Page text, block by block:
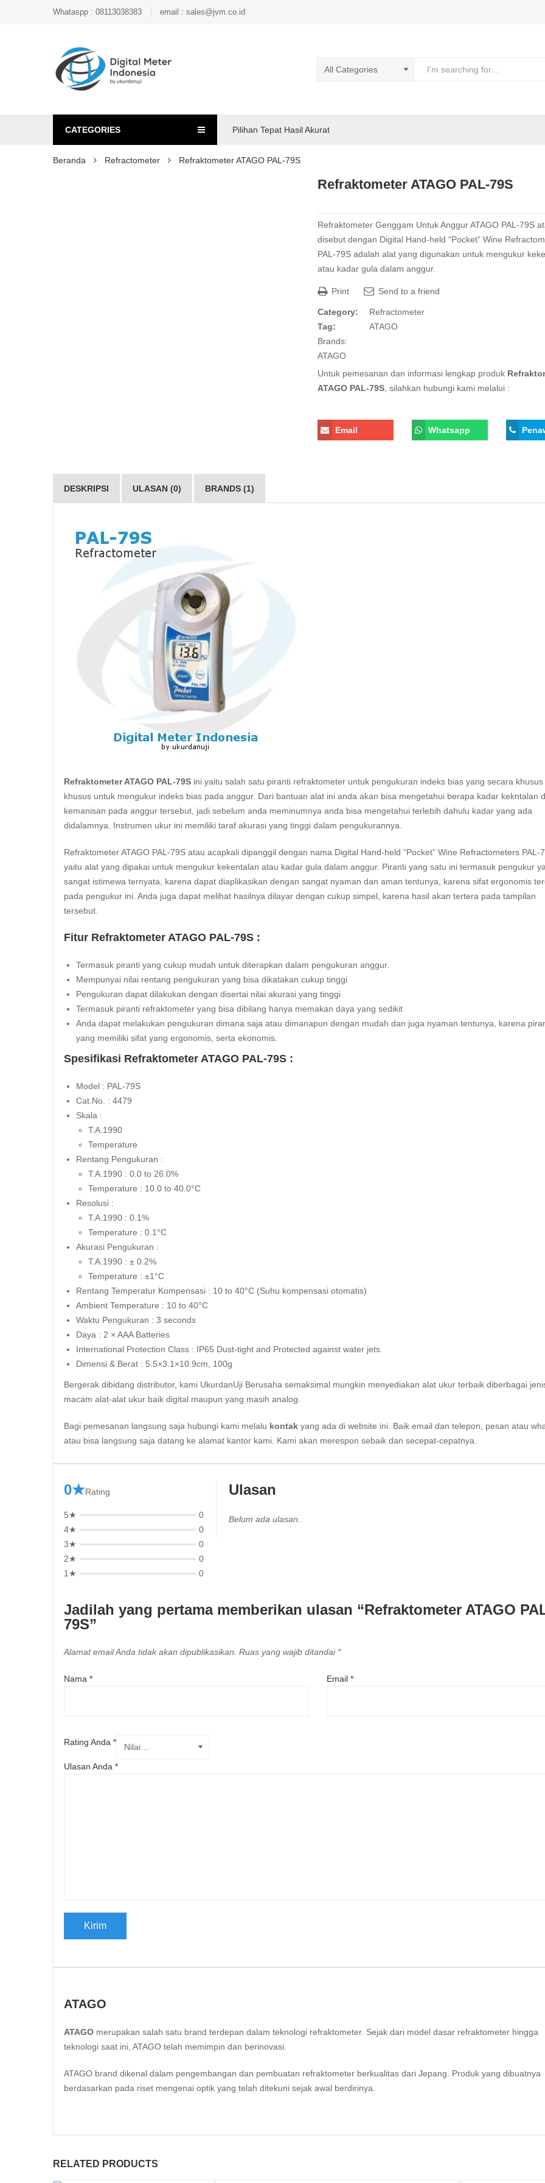
Whataspp : 08113038383 email : sales@jvm.co.id
CATEGORIES Pilihan Tepat Hasil Akurat
Beranda Refractometer Refraktometer ATAGO PAL-79S
Refraktometer ATAGO PAL-79S
Refraktometer Genggam Untuk Anggur ATAGO PAL-79S
disebut dengan Digital Hand-held “Pocket” Wine
PAL-79S adalah alat yang digunakan untuk mengukur
atau kadar gula dalam anggur.
Print Send to a friend
Category:
Refractometer
Tag:
ATAGO
Brands:
ATAGO
Untuk pemesanan dan informasi lengkap produk
ATAGO PAL-79S , silahkan hubungi kami melalui :
Email Whatsapp
DESKRIPSI ULASAN (0) BRANDS (1)
Refraktometer ATAGO PAL-79S ini yaitu salah satu piranti refraktometer untuk pengukuran indeks bias yang secara
khusus untuk mengukur indeks bias pada anggur. Dari bantuan alat ini anda akan bisa mengetahui berapa kadar kekntalan
kemanisan pada anggur tersebut, jadi sebelum anda meminumnya anda bisa mengetahui terlebih dahulu kadar yang ada
didalamnya. Instrumen ukur ini memiliki taraf akurasi yang tinggi dalam pengukurannya.
Refraktometer ATAGO PAL-79S atau acapkali dipanggil dengan nama Digital Hand-held “Pocket” Wine Refractometers PAL-
yaitu alat yang dipakai untuk mengukur kekentalan atau kadar gula dalam anggur. Piranti yang satu ini termasuk pengukur
sangat istimewa ternyata, karena dapat diaplikasikan dengan sangat nyaman dan aman tentunya, karena sifat ergonomis
pada pengukur ini. Anda juga dapat melihat hasilnya dilayar dengan cukup simpel, karena hasil akan tertera pada tampilan
tersebut.
Fitur Refraktometer ATAGO PAL-79S :
Termasuk piranti yang cukup mudah untuk diterapkan dalam pengukuran anggur.
Mempunyai nilai rentang pengukuran yang bisa dikatakan cukup tinggi
Pengukuran dapat dilakukan dengan disertai nilai akurasi yang tinggi
Termasuk piranti refraktometer yang bisa dibilang hanya memakan daya yang sedikit
Anda dapat melakukan pengukuran dimana saja atau dimanapun dengan mudah dan juga nyaman tentunya, karena
yang memiliki sifat yang ergonomis, serta ekonomis.
Spesifikasi Refraktometer ATAGO PAL-79S :
Model : PAL-79S
Cat.No. : 4479
Skala :
T.A.1990
Temperature
Rentang Pengukuran :
T.A.1990 : 0.0 to 26.0%
Temperature : 10.0 to 40.0°C
Resolusi :
T.A.1990 : 0.1%
Temperature : 0.1°C
Akurasi Pengukuran :
T.A.1990 : ± 0.2%
Temperature : ±1°C
Rentang Temperatur Kompensasi : 10 to 40°C (Suhu kompensasi otomatis)
Ambient Temperature : 10 to 40°C
Waktu Pengukuran : 3 seconds
Daya : 2 × AAA Batteries
International Protection Class : IP65 Dust-tight and Protected against water jets.
Dimensi & Berat : 5.5×3.1×10.9cm, 100g
Bergerak dibidang distributor, kami UkurdanUji Berusaha semaksimal mungkin menyediakan alat ukur terbaik diberbagai
macam alat-alat ukur baik digital maupun yang masih analog.
Bagi pemesanan langsung saja hubungi kami melalu kontak yang ada di website ini. Baik email dan telepon, pesan atau
atau bisa langsung saja datang ke alamat kantor kami. Kami akan merespon sebaik dan secepat-cepatnya.
0★Rating
5★
0
4★
0
3★
0
2★
0
1★
0
Ulasan
Belum ada ulasan.
Jadilah yang pertama memberikan ulasan “Refraktometer ATAGO
79S”
Alamat email Anda tidak akan dipublikasikan. Ruas yang wajib ditandai *
Nama * Email *
Rating Anda *
Ulasan Anda *
ATAGO
ATAGO merupakan salah satu brand terdepan dalam teknologi refraktometer. Sejak dari model dasar refraktometer hingga
teknologi saat ini, ATAGO telah memimpin dan berinovasi.
ATAGO brand dikenal dalam pengembangan dan pembuatan refraktometer berkualitas dari Jepang. Produk yang dibuatnya
berdasarkan pada riset mengenai optik yang telah ditekuni sejak awal berdirinya.
RELATED PRODUCTS